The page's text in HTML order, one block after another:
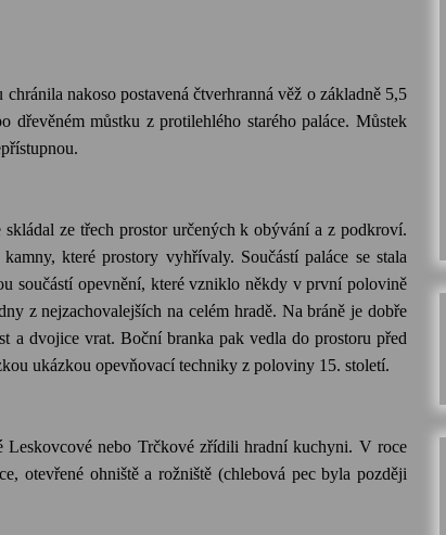
nakoso postavená čtverhranná věž o základně 5,5
můstku z protilehlého starého paláce. Můstek
ze třech prostor určených k obývání a z podkroví.
které prostory vyhřívaly. Součástí paláce se stala
součástí opevnění, které vzniklo někdy v první polovině
z nejzachovalejších na celém hradě. Na bráně je dobře
a dvojice vrat. Boční branka pak vedla do prostoru před
ukázkou opevňovací techniky z poloviny 15. století.
nebo Trčkové zřídili hradní kuchyni. V roce
otevřené ohniště a rožniště (chlebová pec byla později